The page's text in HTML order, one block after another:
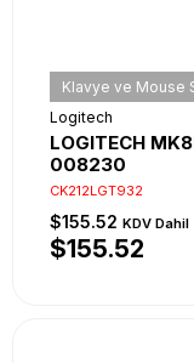
Klavye ve Mouse
Logitech
LOGITECH
008230
CK212LGT932
$155.52 KDV Dahil
$155.52